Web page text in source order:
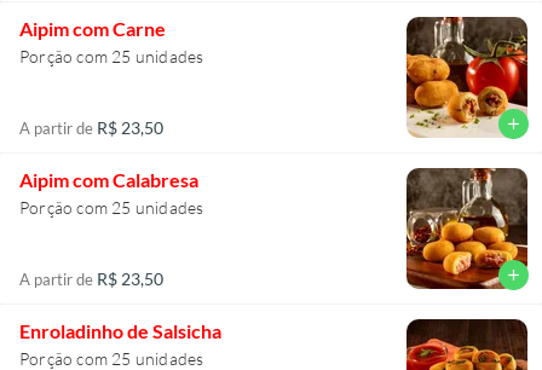
Aipim com Carne
Porção com 25 unidades
A partir de R$ 23,50 add
Aipim com Calabresa
Porção com 25 unidades
A partir de R$ 23,50 add
Enroladinho de Salsicha
Porção com 25 unidades